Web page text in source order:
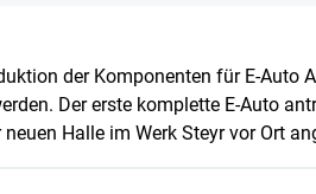
der Komponenten für E-Auto
Der erste komplette E-Auto
Halle im Werk Steyr vor Ort